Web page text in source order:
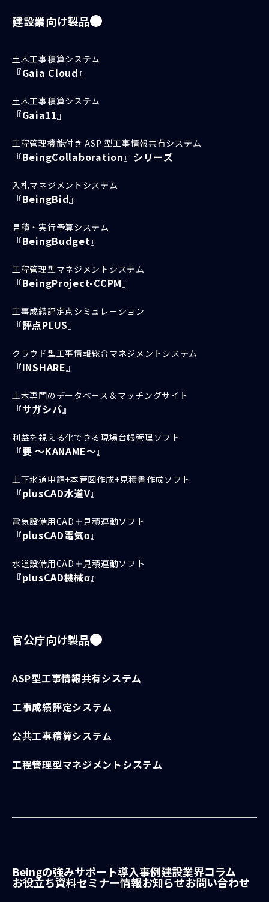
建設業向け製品
土木工事積算システム
『Gaia Cloud』
土木工事積算システム
『Gaia11』
工程管理機能付き ASP 型工事情報共有システム
『BeingCollaboration』シリーズ
入札マネジメントシステム
『BeingBid』
見積・実行予算システム
『BeingBudget』
工程管理型マネジメントシステム
『BeingProject-CCPM』
工事成績評定点シミュレーション
『評点PLUS』
クラウド型工事情報総合マネジメントシステム
『INSHARE』
土木専門のデータベース＆マッチングサイト
『サガシバ』
利益を視える化できる現場台帳管理ソフト
『要 ～KANAME～』
上下水道申請+本管図作成+見積書作成ソフト
『plusCAD水道V』
電気設備用CAD＋見積連動ソフト
『plusCAD電気α』
水道設備用CAD＋見積連動ソフト
『plusCAD機械α』
官公庁向け製品
ASP型工事情報共有システム
工事成績評定システム
公共工事積算システム
工程管理型マネジメントシステム
Beingの強みサポート導入事例建設業界コラム
お役立ち資料セミナー情報お知らせお問い合わせ